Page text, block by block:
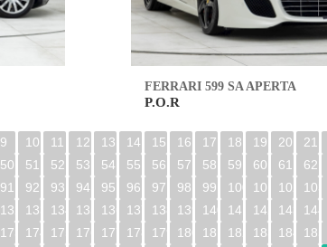
FERRARI 599 SA APERTA
P.O.R
9 10 11 12 13 14 15 16 17 18 19 20 21
50 51 52 53 54 55 56 57 58 59 60 61 62
91 92 93 94 95 96 97 98 99 100 101 102 103
132 133 134 135 136 137 138 139 140 141 142 143 144
173 174 175 176 177 178 179 180 181 182 183 184 185